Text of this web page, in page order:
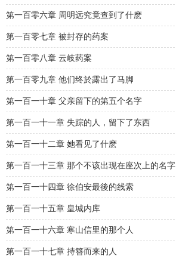
第一百零六章 周明远究竟查到了什麽
第一百零七章 被封存的药案
第一百零八章 云岐药案
第一百零九章 他们终於露出了马脚
第一百一十章 父亲留下的第五个名字
第一百一十一章 失踪的人，留下了东西
第一百一十二章 她看见了什麽
第一百一十三章 那个不该出现在座次上的名字
第一百一十四章 徐伯安最後的线索
第一百一十五章 皇城内库
第一百一十六章 寒山信里的那个人
第一百一十七章 持簪而来的人